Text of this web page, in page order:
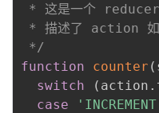
播
活
动
的
关
注
我
的
我
* 这是一个
* 描述了 action
*/
function
counter (
switch
( action .
case